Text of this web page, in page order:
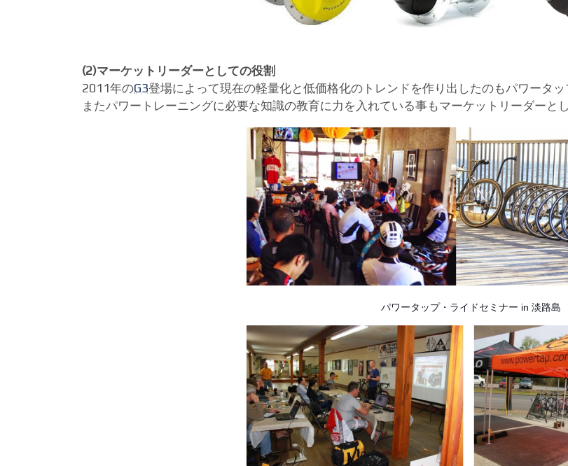
(2)マーケットリーダーとしての役割
2011年のG3登場によって現在の軽量化と低価格化のトレンドを作り出したのもパワータッ
またパワートレーニングに必要な知識の教育に力を入れている事もマーケットリーダーと
パワータップ・ライドセミナー in 淡路島